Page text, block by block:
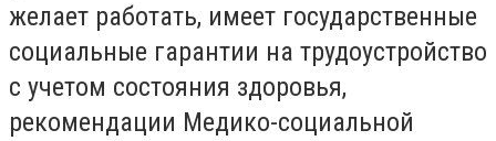
желает работать, имеет государственные
социальные гарантии на трудоустройство
с учетом состояния здоровья,
рекомендации Медико-социальной